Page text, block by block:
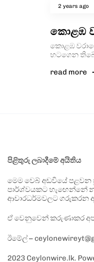
2 years ago
කොළඹ
කොළඹ
හටගෙන
read more
පිළිතුරු ලබාදීමේ අයිතිය
මෙම වෙබ් අඩවියේ
පාර්ශ්වයකට හැඟෙන්නේ
ආචාරධර්මවලට ගරුකරන
ඒ වෙනුවෙන් කරුණාකර
ඊමේල් –
2023 Ceylonwire.lk.